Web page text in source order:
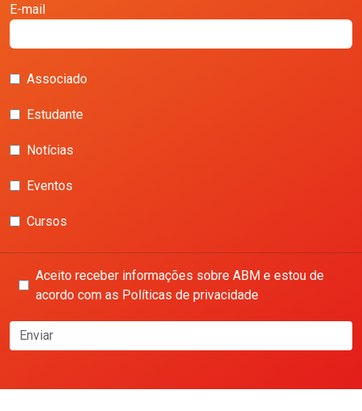
E-mail
Associado
Estudante
Notícias
Eventos
Cursos
Aceito receber informações sobre ABM e estou de
acordo com as Políticas de privacidade
Enviar